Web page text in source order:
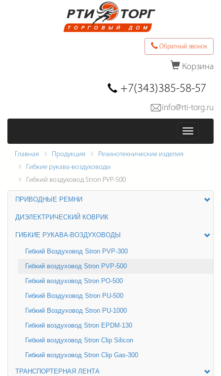
Обратный звонок
Корзина
Последние товары в заказе
Оформить заказ
+7(343)385-58-57
info@rti-torg.ru
Меню
Главная Продукция
Резинотехнические изделия
Гибкие рукава-воздуховоды
Гибкий воздуховод Stron PVP-500
ПРИВОДНЫЕ РЕМНИ
ДИЭЛЕКТРИЧЕСКИЙ КОВРИК
ГИБКИЕ РУКАВА-ВОЗДУХОВОДЫ
Гибкий Воздуховод Stron PVP-300
Гибкий воздуховод Stron PVP-500
Гибкий воздуховод Stron PO-500
Гибкий Воздуховод Stron PU-500
Гибкий Воздуховод Stron PU-1000
Гибкий воздуховод Stron EPDM-130
Гибкий воздуховод Stron Clip Silicon
Гибкий воздуховод Stron Clip Gas-300
ТРАНСПОРТЕРНАЯ ЛЕНТА